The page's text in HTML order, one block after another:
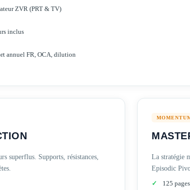
ZVR (PRT & TV)
inclus
annuel FR, OCA, dilution
superflus. Supports, résistances,
La stratégie
Episodic
125